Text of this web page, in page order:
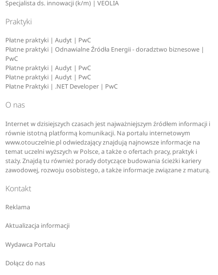
Specjalista ds. innowacji (k/m) | VEOLIA
Praktyki
Płatne praktyki | Audyt | PwC
Płatne praktyki | Odnawialne Źródła Energii - doradztwo biznesowe |
PwC
Płatne praktyki | Audyt | PwC
Płatne praktyki | Audyt | PwC
Płatne Praktyki | .NET Developer | PwC
O nas
Internet w dzisiejszych czasach jest najważniejszym źródłem informacji i
równie istotną platformą komunikacji. Na portalu internetowym
www.otouczelnie.pl odwiedzający znajdują najnowsze informacje na
temat uczelni wyższych w Polsce, a także o ofertach pracy, praktyk i
staży. Znajdą tu również porady dotyczące budowania ścieżki kariery
zawodowej, rozwoju osobistego, a także informacje związane z maturą.
Kontakt
Reklama
Aktualizacja informacji
Wydawca Portalu
Dołącz do nas